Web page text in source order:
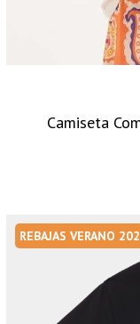
Camiseta
REBAJAS VERANO